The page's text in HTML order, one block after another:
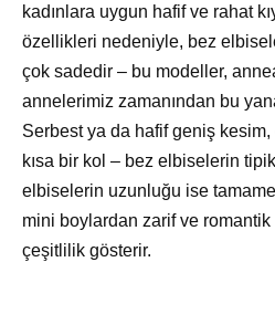
kadınlara uygun hafif ve rahat
özellikleri nedeniyle, bez
çok sadedir – bu modeller,
annelerimiz zamanından bu
Serbest ya da hafif geniş
kısa bir kol – bez elbiselerin
elbiselerin uzunluğu ise
mini boylardan zarif ve
çeşitlilik gösterir.